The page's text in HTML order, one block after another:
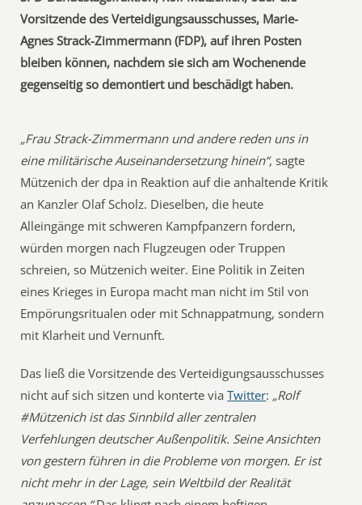
Vorsitzende des Verteidigungsausschusses, Marie-
Agnes Strack-Zimmermann (FDP), auf ihren Posten
bleiben können, nachdem sie sich am Wochenende
gegenseitig so demontiert und beschädigt haben.
„Frau Strack-Zimmermann und andere reden uns in
eine militärische Auseinandersetzung hinein“, sagte
Mützenich der dpa in Reaktion auf die anhaltende Kritik
an Kanzler Olaf Scholz. Dieselben, die heute
Alleingänge mit schweren Kampfpanzern fordern,
würden morgen nach Flugzeugen oder Truppen
schreien, so Mützenich weiter. Eine Politik in Zeiten
eines Krieges in Europa macht man nicht im Stil von
Empörungsritualen oder mit Schnappatmung, sondern
mit Klarheit und Vernunft.
Das ließ die Vorsitzende des Verteidigungsausschusses
nicht auf sich sitzen und konterte viaTwitter: „Rolf
#Mützenich ist das Sinnbild aller zentralen
Verfehlungen deutscher Außenpolitik. Seine Ansichten
von gestern führen in die Probleme von morgen. Er ist
nicht mehr in der Lage, sein Weltbild der Realität